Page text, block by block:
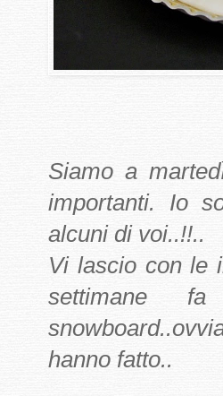
Siamo a
importanti. Io
alcuni di voi..!!..
Vi lascio con le
settimane
hanno fatto..